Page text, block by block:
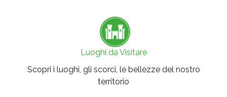
Luoghi da Visitare
Scopri i luoghi, gli scorci, le bellezze del nostro
territorio